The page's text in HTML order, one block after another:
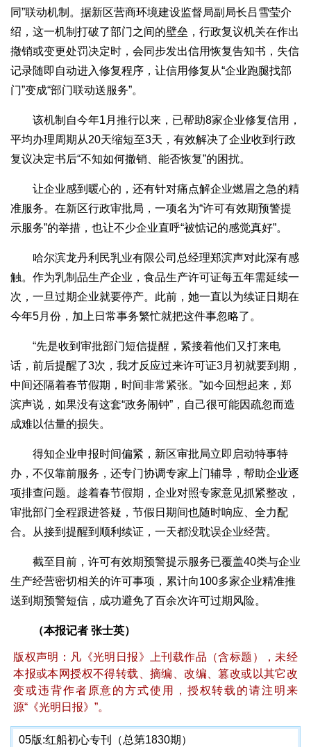
同”联动机制。据新区营商环境建设监督局副局长吕雪莹介
绍，这一机制打破了部门之间的壁垒，行政复议机关在作出
撤销或变更处罚决定时，会同步发出信用恢复告知书，失信
记录随即自动进入修复程序，让信用修复从“企业跑腿找部
门”变成“部门联动送服务”。
该机制自今年1月推行以来，已帮助8家企业修复信用，
平均办理周期从20天缩短至3天，有效解决了企业收到行政
复议决定书后“不知如何撤销、能否恢复”的困扰。
让企业感到暖心的，还有针对痛点解企业燃眉之急的精
准服务。在新区行政审批局，一项名为“许可有效期预警提
示服务”的举措，也让不少企业直呼“被惦记的感觉真好”。
哈尔滨龙丹利民乳业有限公司总经理郑滨声对此深有感
触。作为乳制品生产企业，食品生产许可证每五年需延续一
次，一旦过期企业就要停产。此前，她一直以为续证日期在
今年5月份，加上日常事务繁忙就把这件事忽略了。
“先是收到审批部门短信提醒，紧接着他们又打来电
话，前后提醒了3次，我才反应过来许可证3月初就要到期，
中间还隔着春节假期，时间非常紧张。”如今回想起来，郑
滨声说，如果没有这套“政务闹钟”，自己很可能因疏忽而造
成难以估量的损失。
得知企业申报时间偏紧，新区审批局立即启动特事特
办，不仅靠前服务，还专门协调专家上门辅导，帮助企业逐
项排查问题。趁着春节假期，企业对照专家意见抓紧整改，
审批部门全程跟进答疑，节假日期间也随时响应、全力配
合。从接到提醒到顺利续证，一天都没耽误企业经营。
截至目前，许可有效期预警提示服务已覆盖40类与企业
生产经营密切相关的许可事项，累计向100多家企业精准推
送到期预警短信，成功避免了百余次许可过期风险。
（本报记者 张士英）
版权声明：凡《光明日报》上刊载作品（含标题），未经
本报或本网授权不得转载、摘编、改编、篡改或以其它改
变或违背作者原意的方式使用，授权转载的请注明来
源“《光明日报》”。
05版:红船初心专刊（总第1830期）